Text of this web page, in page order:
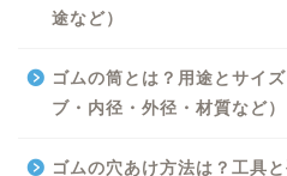
途など）
ゴムの筒とは？用途とサイ
ブ・内径・外径・材質など）
ゴムの穴あけ方法は？工具